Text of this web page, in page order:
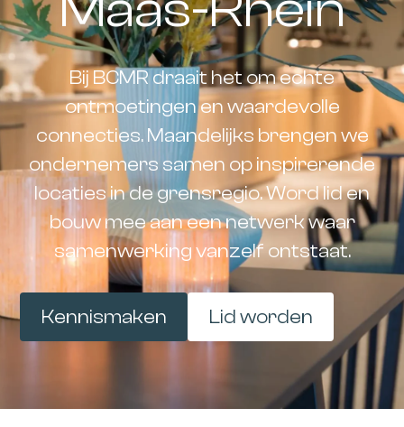
Bij BCMR draait het om echte
ontmoetingen en waardevolle
connecties. Maandelijks brengen we
ondernemers samen op inspirerende
locaties in de grensregio. Word lid en
bouw mee aan een netwerk waar
samenwerking vanzelf ontstaat.
Kennismaken Lid worden